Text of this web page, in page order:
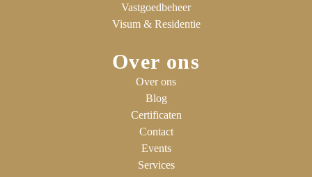
Vastgoedbeheer
Visum & Residentie
Over ons
Over ons
Blog
Certificaten
Contact
Events
Services